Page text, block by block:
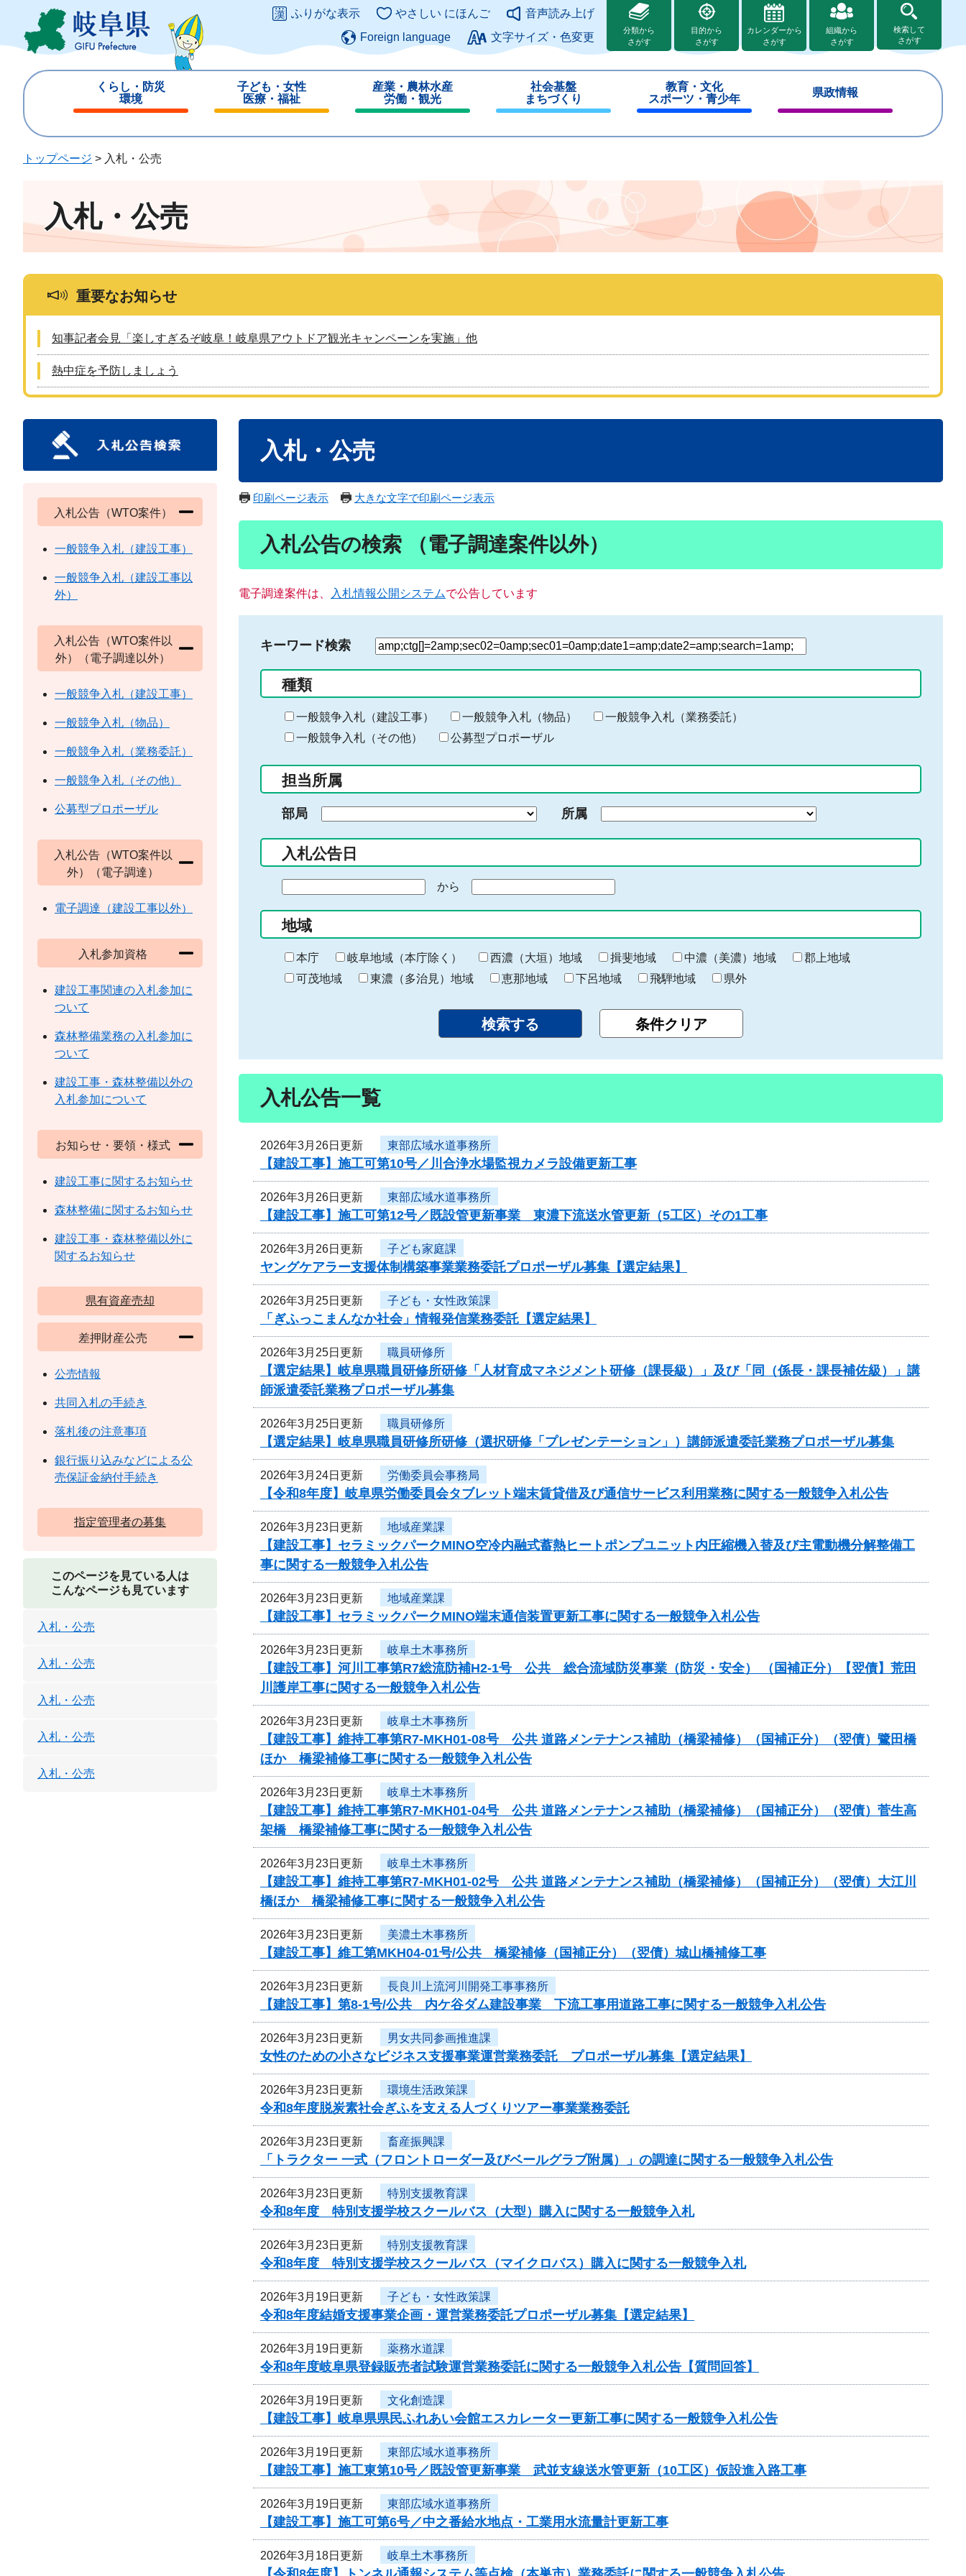
ジ
ュ
このページの本文へ
ふりがな表示 やさしい にほんご
音声読み上げ
Foreign language
文字サイズ・色変更
分類から
さがす
目的から
さがす
カレンダーから
さがす
組織から
さがす
検索して
さがす
くらし・防災
環境
じ
子ども・女性
医療・福祉
じ
産業・農林水産
労働・観光
じ
社会基盤
まちづくり
じ
教育・文化
スポーツ・青少年
じ
県政情報
じ
トップページ > 入札・公売
入札・公売
重要なお知らせ
知事記者会見「楽しすぎるぞ岐阜！岐阜県アウトドア観光キャンペーンを実施」他
熱中症を予防しましょう
入札・公売
印刷ページ表示 大きな文字で印刷ページ表示
入札公告の検索 （電子調達案件以外）
電子調達案件は、 入札情報公開システムで公告しています
キーワード検索
検
る
キ
ー
ー
入
力
種類
一般競争入札（建設工事） 一般競争入札（物品）
一般競争入札（業務委託）
一般競争入札（その他）
公募型プロポーザル
担当所属
部局 所属
入札公告日
の
始
ま
り
から
終
わ
り
地域
本庁 岐阜地域（本庁除く） 西濃（大垣）地域 揖斐地域 中濃（美濃）地域
郡上地域
可茂地域
東濃（多治見）地域 恵那地域 下呂地域 飛騨地域 県外
入札公告一覧
2026年3月26日更新 東部広域水道事務所
【建設工事】施工可第10号／川合浄水場監視カメラ設備更新工事
2026年3月26日更新 東部広域水道事務所
【建設工事】施工可第12号／既設管更新事業 東濃下流送水管更新（5工区）その1工事
2026年3月26日更新 子ども家庭課
ヤングケアラー支援体制構築事業業務委託プロポーザル募集【選定結果】
2026年3月25日更新 子ども・女性政策課
「ぎふっこまんなか社会」情報発信業務委託【選定結果】
2026年3月25日更新 職員研修所
【選定結果】岐阜県職員研修所研修「人材育成マネジメント研修（課長級）」及び「同（係長・課長補佐級）」講
師派遣委託業務プロポーザル募集
2026年3月25日更新 職員研修所
【選定結果】岐阜県職員研修所研修（選択研修「プレゼンテーション」）講師派遣委託業務プロポーザル募集
2026年3月24日更新 労働委員会事務局
【令和8年度】岐阜県労働委員会タブレット端末賃貸借及び通信サービス利用業務に関する一般競争入札公告
2026年3月23日更新 地域産業課
【建設工事】セラミックパークMINO空冷内融式蓄熱ヒートポンプユニット内圧縮機入替及び主電動機分解整備工
事に関する一般競争入札公告
2026年3月23日更新 地域産業課
【建設工事】セラミックパークMINO端末通信装置更新工事に関する一般競争入札公告
2026年3月23日更新 岐阜土木事務所
【建設工事】河川工事第R7総流防補H2-1号 公共 総合流域防災事業（防災・安全） （国補正分）【翌債】荒田
川護岸工事に関する一般競争入札公告
2026年3月23日更新 岐阜土木事務所
【建設工事】維持工事第R7-MKH01-08号 公共 道路メンテナンス補助（橋梁補修）（国補正分）（翌債）鷺田橋
ほか 橋梁補修工事に関する一般競争入札公告
2026年3月23日更新 岐阜土木事務所
【建設工事】維持工事第R7-MKH01-04号 公共 道路メンテナンス補助（橋梁補修）（国補正分）（翌債）菅生高
架橋 橋梁補修工事に関する一般競争入札公告
2026年3月23日更新 岐阜土木事務所
【建設工事】維持工事第R7-MKH01-02号 公共 道路メンテナンス補助（橋梁補修）（国補正分）（翌債）大江川
橋ほか 橋梁補修工事に関する一般競争入札公告
2026年3月23日更新 美濃土木事務所
【建設工事】維工第MKH04-01号/公共 橋梁補修（国補正分）（翌債）城山橋補修工事
2026年3月23日更新 長良川上流河川開発工事事務所
【建設工事】第8-1号/公共 内ケ谷ダム建設事業 下流工事用道路工事に関する一般競争入札公告
2026年3月23日更新 男女共同参画推進課
女性のための小さなビジネス支援事業運営業務委託 プロポーザル募集【選定結果】
2026年3月23日更新 環境生活政策課
令和8年度脱炭素社会ぎふを支える人づくりツアー事業業務委託
2026年3月23日更新 畜産振興課
「トラクター 一式（フロントローダー及びベールグラブ附属）」の調達に関する一般競争入札公告
2026年3月23日更新 特別支援教育課
令和8年度 特別支援学校スクールバス（大型）購入に関する一般競争入札
2026年3月23日更新 特別支援教育課
令和8年度 特別支援学校スクールバス（マイクロバス）購入に関する一般競争入札
2026年3月19日更新 子ども・女性政策課
令和8年度結婚支援事業企画・運営業務委託プロポーザル募集【選定結果】
2026年3月19日更新 薬務水道課
令和8年度岐阜県登録販売者試験運営業務委託に関する一般競争入札公告【質問回答】
2026年3月19日更新 文化創造課
【建設工事】岐阜県県民ふれあい会館エスカレーター更新工事に関する一般競争入札公告
2026年3月19日更新 東部広域水道事務所
【建設工事】施工東第10号／既設管更新事業 武並支線送水管更新（10工区）仮設進入路工事
2026年3月19日更新 東部広域水道事務所
【建設工事】施工可第6号／中之番給水地点・工業用水流量計更新工事
2026年3月18日更新 岐阜土木事務所
入札公告（WTO案件）
一般競争入札（建設工事）
一般競争入札（建設工事以
外）
入札公告（WTO案件以
外）（電子調達以外）
一般競争入札（建設工事）
一般競争入札（物品）
一般競争入札（業務委託）
一般競争入札（その他）
公募型プロポーザル
入札公告（WTO案件以
外）（電子調達）
電子調達（建設工事以外）
入札参加資格
建設工事関連の入札参加に
ついて
森林整備業務の入札参加に
ついて
建設工事・森林整備以外の
入札参加について
お知らせ・要領・様式
建設工事に関するお知らせ
森林整備に関するお知らせ
建設工事・森林整備以外に
関するお知らせ
県有資産売却
差押財産公売
公売情報
共同入札の手続き
落札後の注意事項
銀行振り込みなどによる公
売保証金納付手続き
指定管理者の募集
このページを見ている人は
こんなページも見ています
入札・公売
入札・公売
入札・公売
入札・公売
入札・公売